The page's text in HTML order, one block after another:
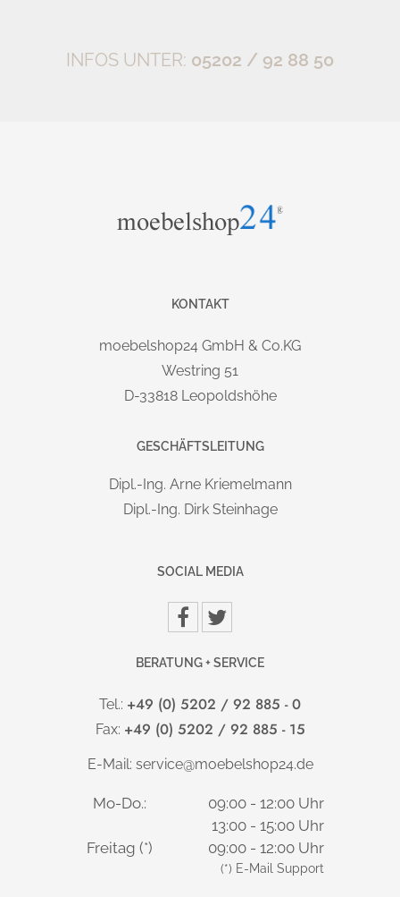
Kabelwanne ist bereits im Lieferumfang enthalten.
Sichtrückwand. Der Systemarbeitsplatz kann somit auch frei
oder Graphit. Stahlrahmen unter der Tischplatte (40x20 cm).
Elektrische Höhenverstellung bis 120 cm.
Hubgeschwindigkeit:ca. 36 mm/s. Belastbar (90 kg
- Sanftanlauf und Sanft-Stopp mit Kollisionsschutz
- Sehr geringer Standby-Stromverbrauch (0,2 Watt)
nach DIN 68765, mit 2 mm Kunststoffkante, gerundet.
ELEKTRIFIZIERUNG:
Integrierte, ausklappbare Kabelwanne
im Lieferumfang
bereits enthalten.
HÖHENJUSTIERUNG:
Höhenverstellung von 71 - 120 cm
Ausgleich über Sockelfuß: ± 0,5 cm.
INFOS UNTER: 05202 / 92 88 50
KONTAKT
moebelshop24 GmbH & Co.KG
Westring 51
D-33818 Leopoldshöhe
GESCHÄFTSLEITUNG
Dipl.-Ing. Arne Kriemelmann
Dipl.-Ing. Dirk Steinhage
SOCIAL MEDIA
BERATUNG + SERVICE
Tel.: +49 (0) 5202 / 92 885 - 0
Fax: +49 (0) 5202 / 92 885 - 15
E-Mail: service@moebelshop24.de
Mo-Do.:
09:00 - 12:00 Uhr
13:00 - 15:00 Uhr
Freitag (*)
09:00 - 12:00 Uhr
(*) E-Mail Support